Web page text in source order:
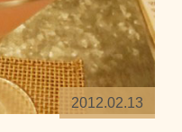
2012.02.13